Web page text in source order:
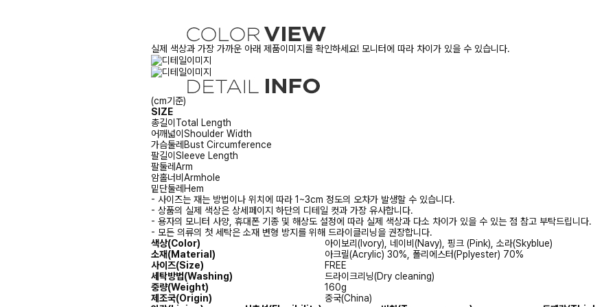
실제 색상과 가장 가까운 아래 제품이미지를 확인하세요! 모니터에 따라 차이가 있을 수 있습니다.
(cm기준)
SIZE
총길이 Total Length
어깨넓이 Shoulder Width
가슴둘레 Bust Circumference
팔길이 Sleeve Length
팔둘레Arm
암홀너비 Armhole
밑단둘레 Hem
- 사이즈는 재는 방법이나 위치에 따라 1~3cm 정도의 오차가 발생할 수 있습니다.
- 상품의 실제 색상은 상세페이지 하단의 디테일 컷과 가장 유사합니다.
- 용자의 모니터 사양, 휴대폰 기종 및 해상도 설정에 따라 실제 색상과 다소 차이가 있을 수 있는 점 참고 부탁드립니다.
- 모든 의류의 첫 세탁은 소재 변형 방지를 위해 드라이클리닝을 권장합니다.
색상(Color)
아이보리(Ivory), 네이비(Navy), 핑크 (Pink), 소라(Skyblue)
소재(Material)
아크릴(Acrylic) 30%, 폴리에스터(Pplyester) 70%
사이즈(Size)
FREE
세탁방법(Washing)
드라이크리닝(Dry cleaning)
중량(Weight)
160g
제조국(Origin)
중국(China)